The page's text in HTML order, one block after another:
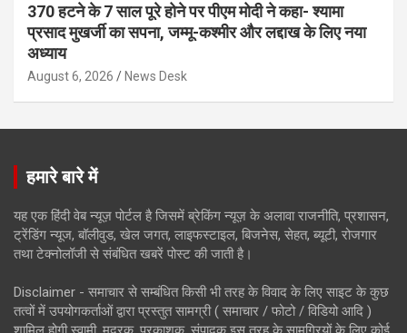
370 हटने के 7 साल पूरे होने पर पीएम मोदी ने कहा- श्यामा
प्रसाद मुखर्जी का सपना, जम्मू-कश्मीर और लद्दाख के लिए नया
अध्याय
August 6, 2026 News Desk
हमारे बारे में
यह एक हिंदी वेब न्यूज़ पोर्टल है जिसमें ब्रेकिंग न्यूज़ के अलावा राजनीति, प्रशासन,
ट्रेंडिंग न्यूज, बॉलीवुड, खेल जगत, लाइफस्टाइल, बिजनेस, सेहत, ब्यूटी, रोजगार
तथा टेक्नोलॉजी से संबंधित खबरें पोस्ट की जाती है।
Disclaimer - समाचार से सम्बंधित किसी भी तरह के विवाद के लिए साइट के कुछ
तत्वों में उपयोगकर्ताओं द्वारा प्रस्तुत सामग्री ( समाचार / फोटो / विडियो आदि )